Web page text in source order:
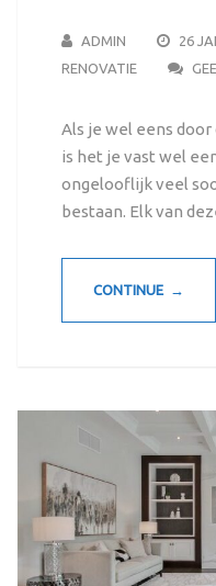
ADMIN
26
RENOVATIE
Als je wel eens
is het je vast wel
ongelooflijk veel
bestaan. Elk van
CONTINUE →